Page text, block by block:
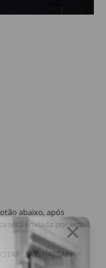
abaixo, após
será enviada por email.
VIA WHATSAPP